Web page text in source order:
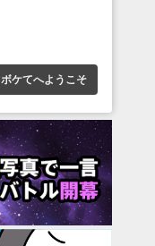
ボケてへようこそ